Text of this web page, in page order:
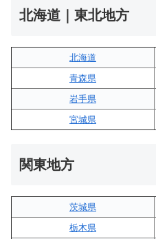
北海道｜東北地方
北海道
青森県
岩手県
宮城県
関東地方
茨城県
栃木県